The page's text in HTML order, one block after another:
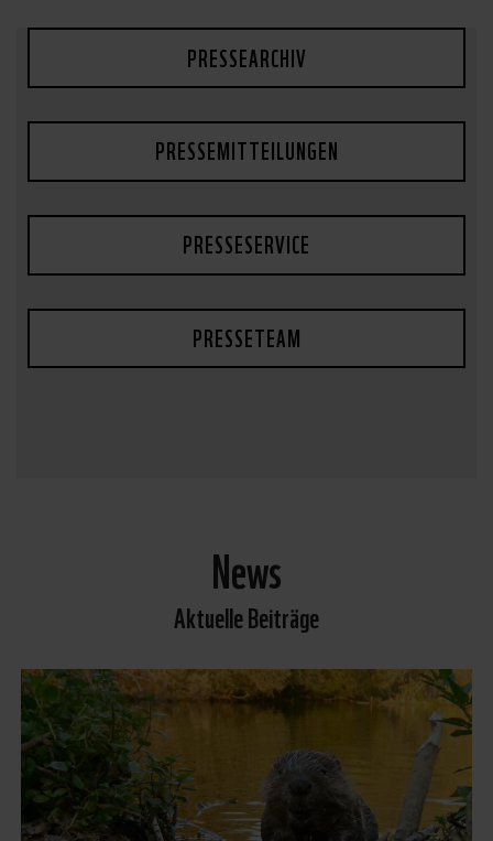
PRESSEARCHIV
PRESSEMITTEILUNGEN
PRESSESERVICE
PRESSETEAM
News
Aktuelle Beiträge